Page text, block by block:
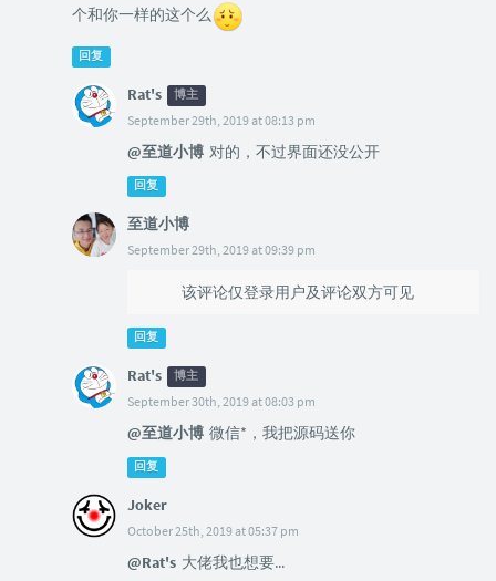
个和你一样的这个么
回复
Rat's 博主
September 29th, 2019 at 08:13 pm
@至道小博 对的，不过界面还没公开
回复
至道小博
September 29th, 2019 at 09:39 pm
该评论仅登录用户及评论双方可见
回复
Rat's 博主
September 30th, 2019 at 08:03 pm
@至道小博 微信*，我把源码送你
回复
Joker
October 25th, 2019 at 05:37 pm
@Rat's 大佬我也想要...